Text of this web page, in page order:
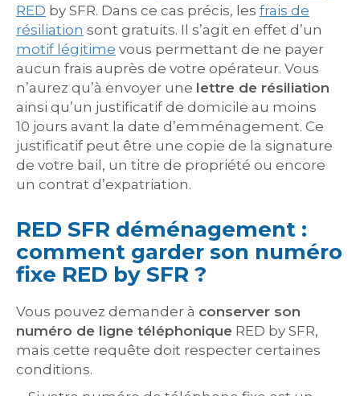
RED by SFR. Dans ce cas précis, les frais de
résiliation sont gratuits. Il s’agit en effet d’un
motif légitime vous permettant de ne payer
aucun frais auprès de votre opérateur. Vous
n’aurez qu’à envoyer une lettre de résiliation
ainsi qu’un justificatif de domicile au moins
10 jours avant la date d’emménagement. Ce
justificatif peut être une copie de la signature
de votre bail, un titre de propriété ou encore
un contrat d’expatriation.
RED SFR déménagement :
comment garder son numéro
fixe RED by SFR ?
Vous pouvez demander à conserver son
numéro de ligne téléphonique RED by SFR,
mais cette requête doit respecter certaines
conditions.